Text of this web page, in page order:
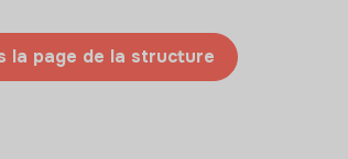
la page de la structure